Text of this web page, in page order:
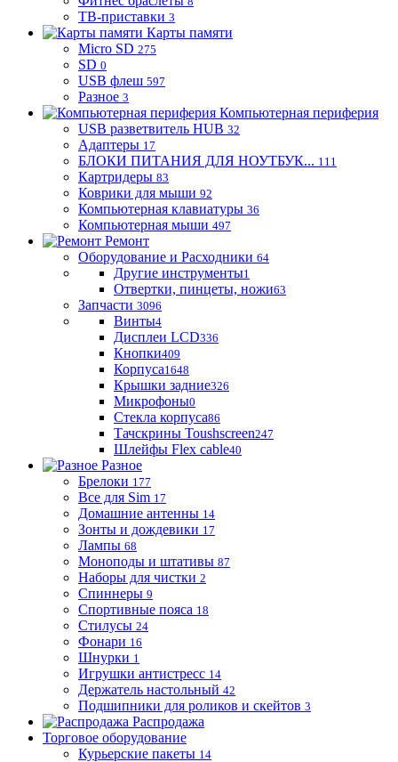
ТВ-приставки 3
Карты памяти
Micro SD 275
SD 0
USB флеш 597
Разное 3
Компьютерная периферия
USB разветвитель HUB 32
Адаптеры 17
БЛОКИ ПИТАНИЯ ДЛЯ НОУТБУК... 111
Картридеры 83
Коврики для мыши 92
Компьютерная клавиатуры 36
Компьютерная мыши 497
Ремонт
Оборудование и Расходники 64
Другие инструменты1
Отвертки, пинцеты, ножи63
Запчасти 3096
Винты4
Дисплеи LCD336
Кнопки409
Корпуса1648
Крышки задние326
Микрофоны0
Стекла корпуса86
Тачскрины Toushscreen247
Шлейфы Flex cable40
Разное
Брелоки 177
Все для Sim 17
Домашние антенны 14
Зонты и дождевики 17
Лампы 68
Моноподы и штативы 87
Наборы для чистки 2
Спиннеры 9
Спортивные пояса 18
Стилусы 24
Фонари 16
Шнурки 1
Игрушки антистресс 14
Держатель настольный 42
Подшипники для роликов и скейтов 3
Распродажа
Торговое оборудование
Курьерские пакеты 14